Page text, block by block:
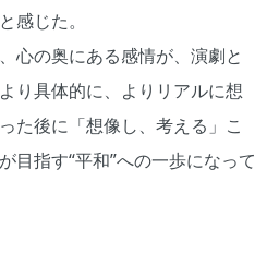
感じた。
心の奥にある感情が、演劇と
り具体的に、よりリアルに想
た後に「想像し、考える」こ
目指す“平和”への一歩になって